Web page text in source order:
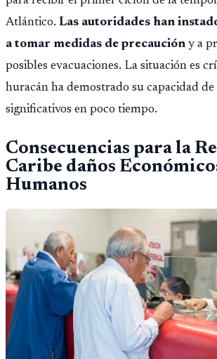
Atlántico. Las autoridades han
a tomar medidas de precaución y a
posibles evacuaciones. La situación es
huracán ha demostrado su capacidad de
significativos en poco tiempo.
Consecuencias para la
Caribe daños
Humanos